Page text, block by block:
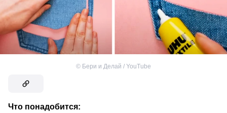
© Бери и Делай / YouTube
Что понадобится: